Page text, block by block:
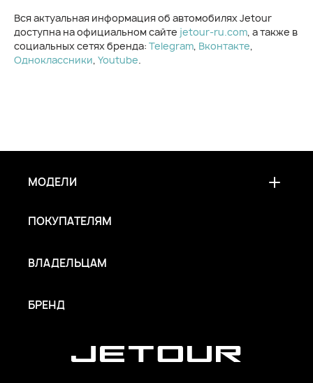
Вся актуальная информация об автомобилях Jetour
доступна на официальном сайте jetour-ru.com, а также в
социальных сетях бренда: Telegram, Вконтакте,
Одноклассники, Youtube
МОДЕЛИ
ПОКУПАТЕЛЯМ
ВЛАДЕЛЬЦАМ
БРЕНД